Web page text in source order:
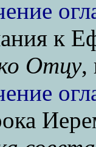
к
Отцу,